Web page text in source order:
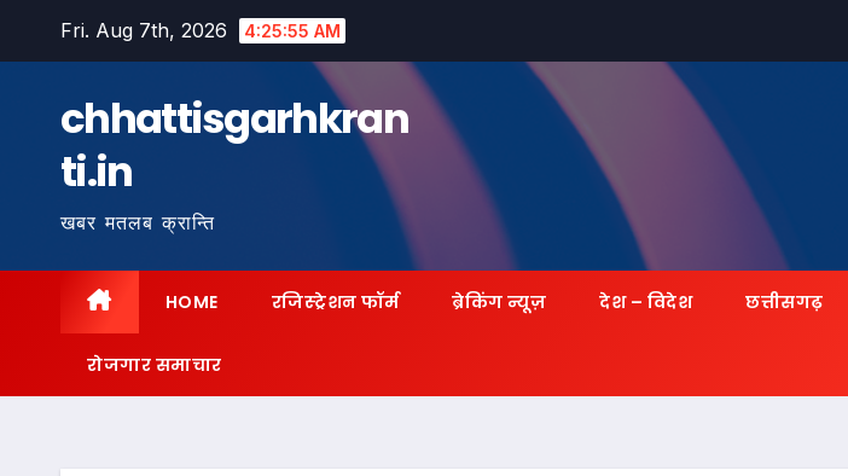
Fri. Aug 7th, 2026 4:25:56 AM
chhattisgarhkran
ti.in
खबर मतलब क्रान्ति
HOME रजिस्ट्रेशन फॉर्म ब्रेकिंग न्यूज़ देश – विदेश छत्तीसगढ़
रोजगार समाचार